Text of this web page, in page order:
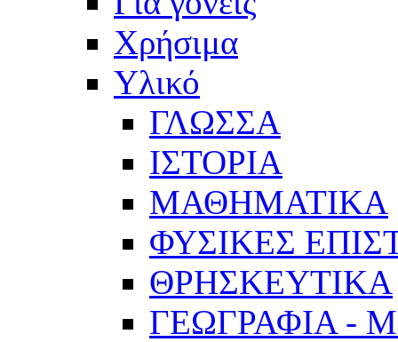
Χρήσιμα
Υλικό
ΓΛΩΣΣΑ
ΙΣΤΟΡΙΑ
ΜΑΘΗΜΑΤΙΚΑ
ΦΥΣΙΚΕΣ
ΘΡΗΣΚΕΥΤΙΚΑ
ΓΕΩΓΡΑΦΙΑ -